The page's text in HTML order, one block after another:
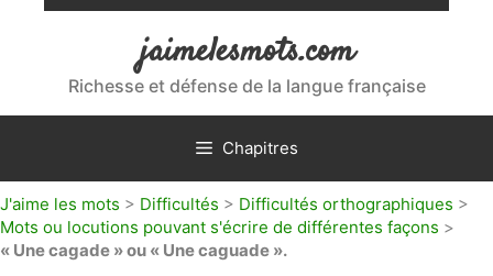
jaimelesmots.com
Richesse et défense de la langue française
Chapitres
J'aime les mots > Difficultés > Difficultés orthographiques >
Mots ou locutions pouvant s'écrire de différentes façons >
« Une cagade » ou « Une caguade ».